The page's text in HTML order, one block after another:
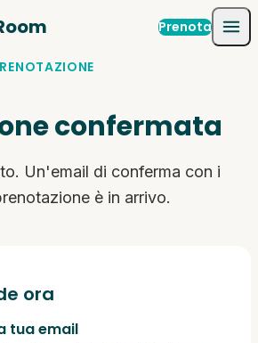
Prenota
confermata
Un'email di conferma con i
è in arrivo.
ora
tua email